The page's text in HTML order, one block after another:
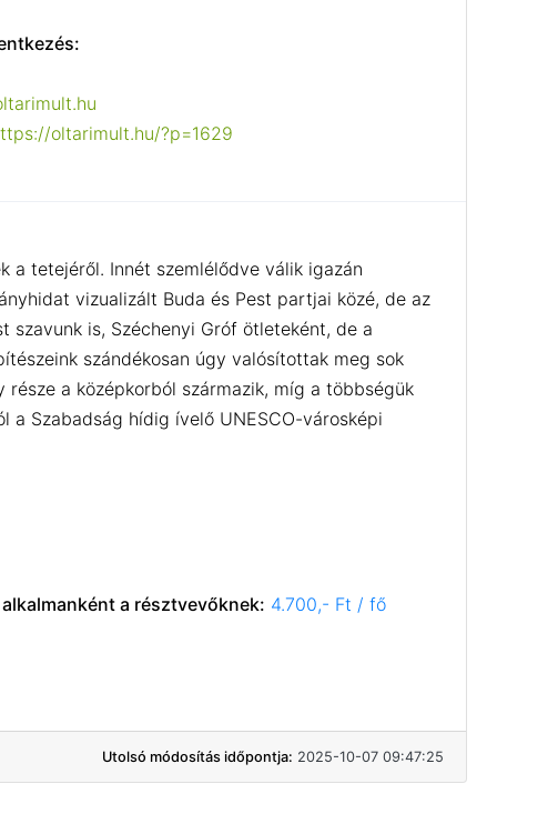
oltarimult.hu/?p=1629
a tetejéről. Innét szemlélődve válik igazán
vizualizált Buda és Pest partjai közé, de az
is, Széchenyi Gróf ötleteként, de a
szándékosan úgy valósítottak meg sok
a középkorból származik, míg a többségük
a Szabadság hídig ívelő UNESCO-városképi
a résztvevőknek: 4.700,- Ft / fő
Utolsó módosítás időpontja: 2025-10-07 09:47:25